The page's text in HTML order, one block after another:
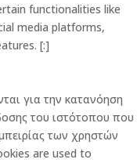
functionalities like
media platforms,
[:]
για την κατανόηση
του ιστότοπου που
των χρηστών
are used to